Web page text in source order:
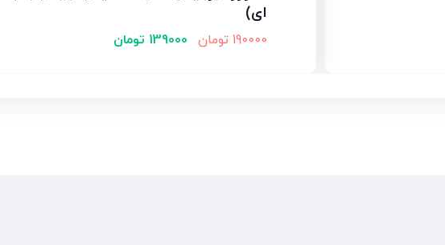
ای)
190000 تومان 139000 تومان